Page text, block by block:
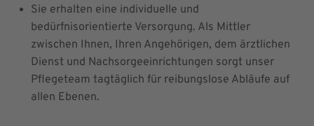
Sie erhalten eine individuelle und
bedürfnisorientierte Versorgung. Als Mittler
zwischen Ihnen, Ihren Angehörigen, dem ärztlichen
Dienst und Nachsorgeeinrichtungen sorgt unser
Pflegeteam tagtäglich für reibungslose Abläufe auf
allen Ebenen.